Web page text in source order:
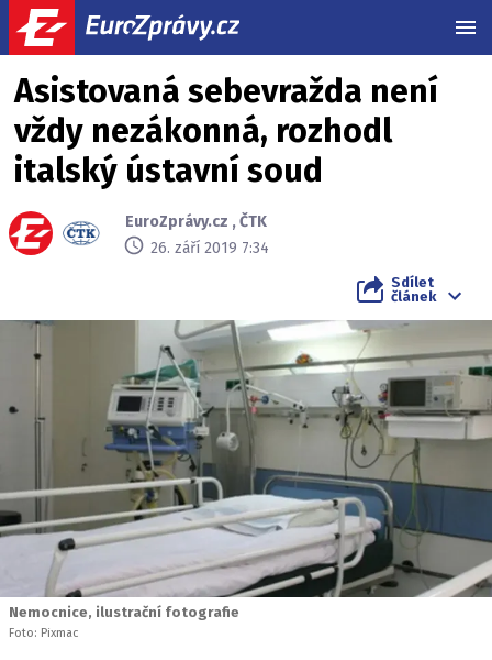
Asistovaná sebevražda není
vždy nezákonná, rozhodl
italský ústavní soud
EuroZprávy.cz ,ČTK
26. září 2019 7:34
Sdílet
článek
Nemocnice, ilustrační fotografie
Foto: Pixmac